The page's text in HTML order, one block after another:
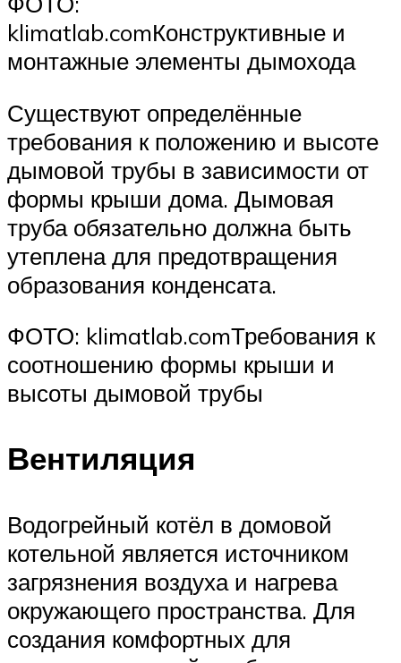
klimatlab.comКонструктивные и
монтажные элементы дымохода
Существуют определённые
требования к положению и высоте
дымовой трубы в зависимости от
формы крыши дома. Дымовая
труба обязательно должна быть
утеплена для предотвращения
образования конденсата.
ФОТО: klimatlab.comТребования к
соотношению формы крыши и
высоты дымовой трубы
Вентиляция
Водогрейный котёл в домовой
котельной является источником
загрязнения воздуха и нагрева
окружающего пространства. Для
создания комфортных для